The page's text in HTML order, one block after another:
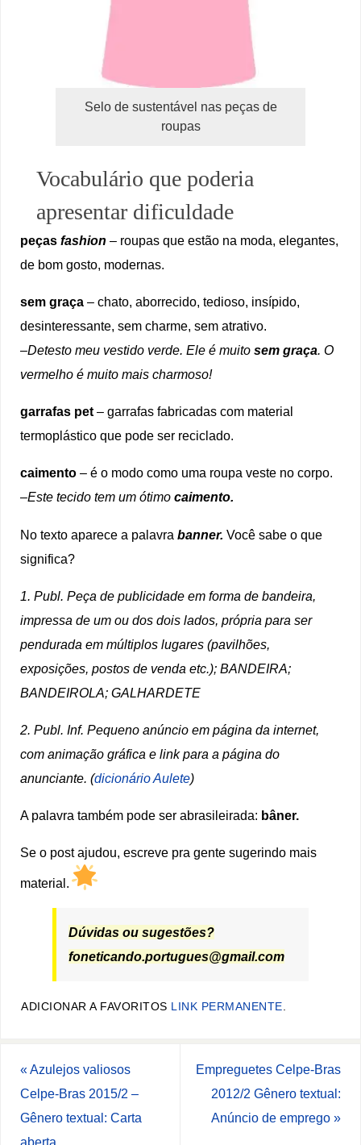
Selo de sustentável nas peças de
roupas
Vocabulário que poderia
apresentar dificuldade
peçasfashion – roupas que estão na moda, elegantes,
de bom gosto, modernas.
sem graça– chato, aborrecido, tedioso, insípido,
desinteressante, sem charme, sem atrativo.
–Detesto meu vestido verde. Ele é muitosem graça. O
vermelho é muito mais charmoso!
garrafas pet– garrafas fabricadas com material
termoplástico que pode ser reciclado.
caimento– é o modo como uma roupa veste no corpo.
–Este tecido tem um ótimocaimento.
No texto aparece a palavrabanner. Você sabe o que
significa?
1. Publ. Peça de publicidade em forma de bandeira,
impressa de um ou dos dois lados, própria para ser
pendurada em múltiplos lugares (pavilhões,
exposições, postos de venda etc.); BANDEIRA;
BANDEIROLA; GALHARDETE
2. Publ. Inf. Pequeno anúncio em página da internet,
com animação gráfica e link para a página do
anunciante. (dicionário Aulete)
A palavra também pode ser abrasileirada: bâner.
Se o post ajudou, escreve pra gente sugerindo mais
material.
Dúvidas ou sugestões?
foneticando.portugues@gmail.com
ADICIONAR A FAVORITOS LINK PERMANENTE
«Azulejos valiosos
Celpe-Bras 2015/2 –
Gênero textual: Carta
aberta
Empreguetes Celpe-Bras
2012/2 Gênero textual:
Anúncio de emprego »